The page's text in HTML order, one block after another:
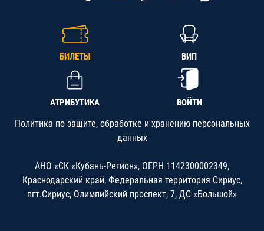
БИЛЕТЫ ВИП
АТРИБУТИКА ВОЙТИ
Политика по защите, обработке и хранению персональных
данных
АНО «СК «Кубань-Регион», ОГРН 1142300002349,
Краснодарский край, Федеральная территория Сириус,
пгт.Сириус, Олимпийский проспект, 7, ДС «Большой»